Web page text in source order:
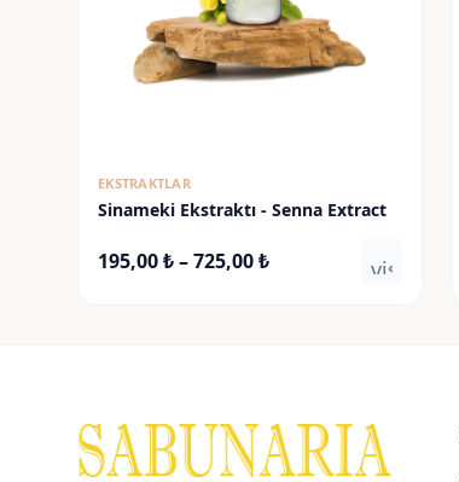
EKSTRAKTLAR
Sinameki Ekstraktı - Senna Extract
195,00₺–725,00₺Fiyat
visibility